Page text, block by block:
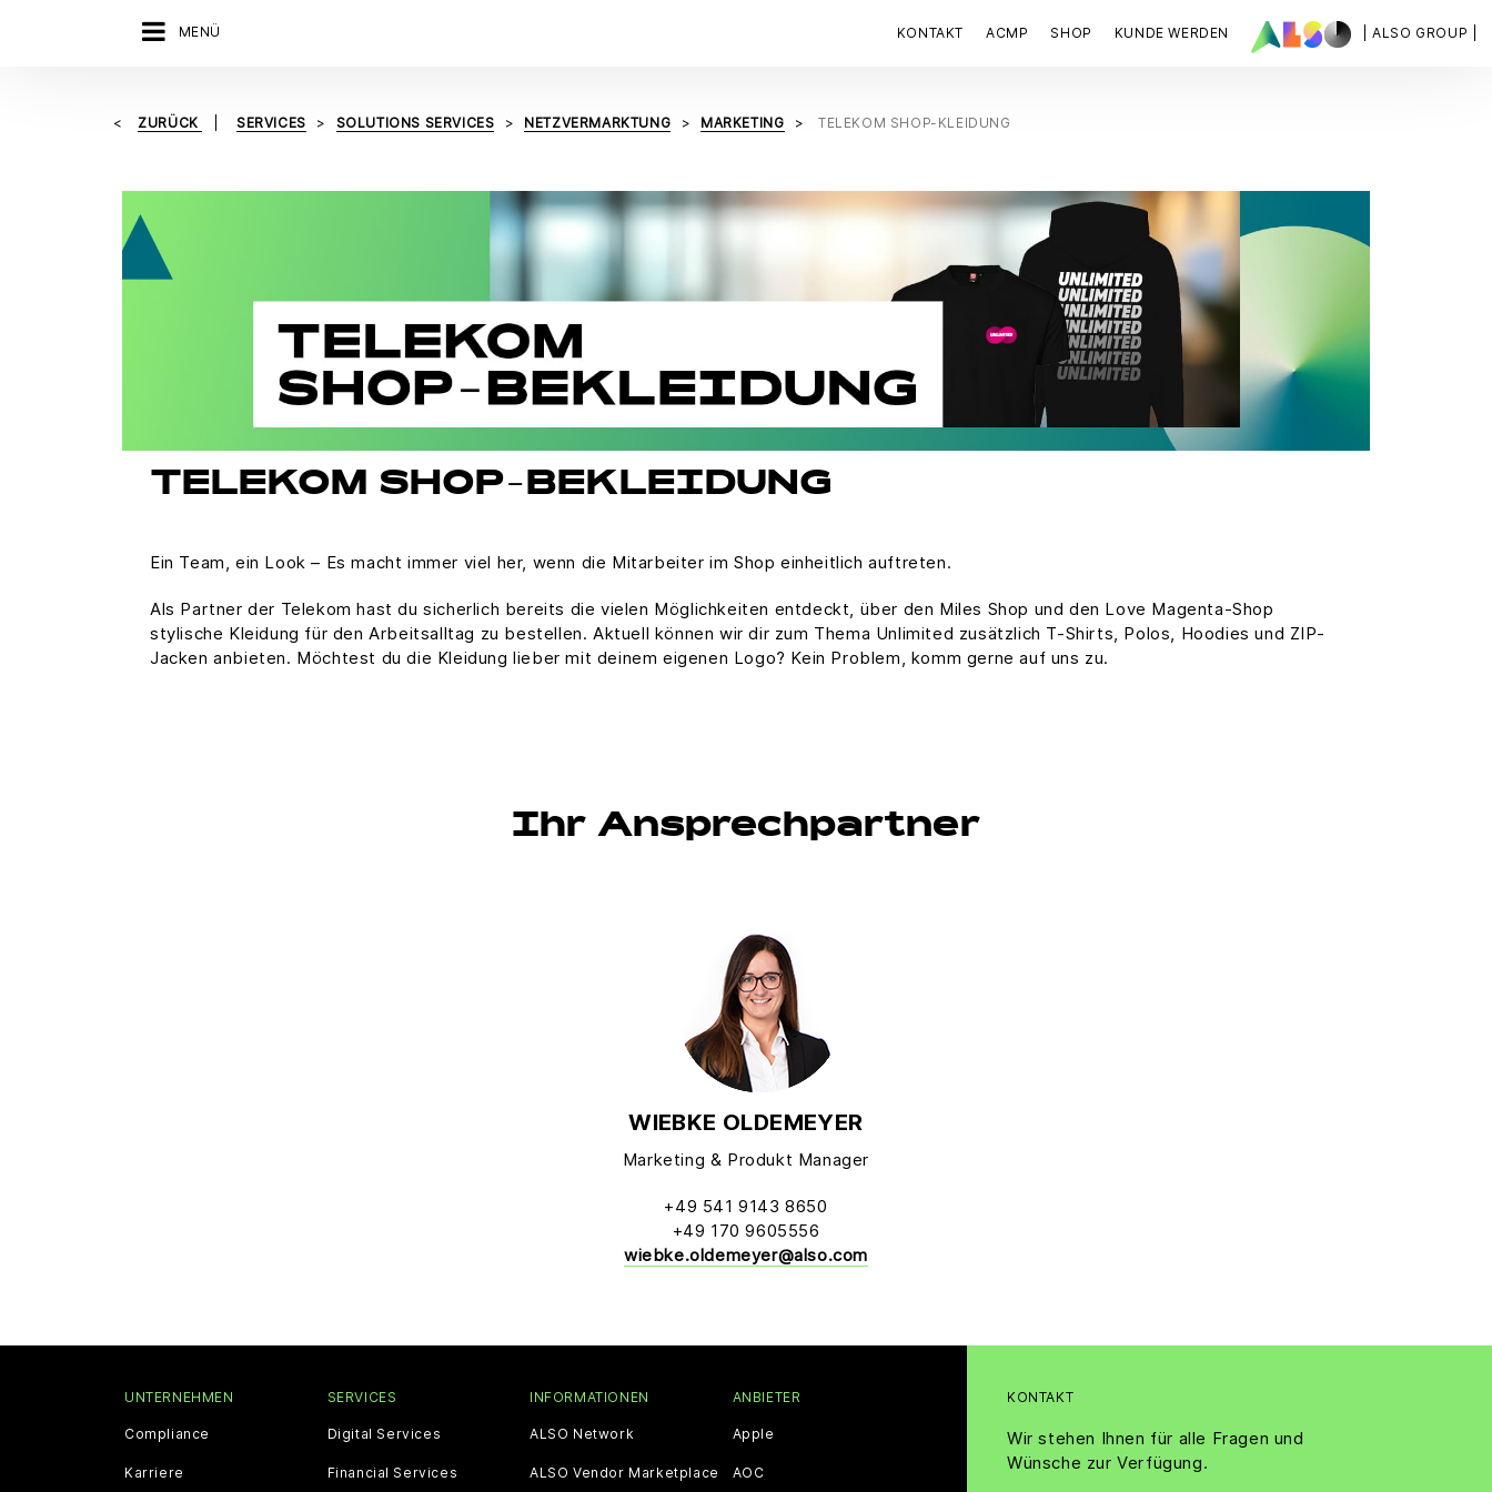
MENÜ | ALSO GROUP |
KONTAKT ACMP SHOP KUNDE WERDEN
ZURÜCK SERVICES SOLUTIONS SERVICES NETZVERMARKTUNG MARKETING TELEKOM SHOP-KLEIDUNG
TELEKOM SHOP-BEKLEIDUNG
Ein Team, ein Look – Es macht immer viel her, wenn die Mitarbeiter im Shop einheitlich auftreten.
Als Partner der Telekom hast du sicherlich bereits die vielen Möglichkeiten entdeckt, über den Miles Shop und den Love Magenta-Shop
stylische Kleidung für den Arbeitsalltag zu bestellen. Aktuell können wir dir zum Thema Unlimited zusätzlich T-Shirts, Polos, Hoodies und ZIP-
Jacken anbieten. Möchtest du die Kleidung lieber mit deinem eigenen Logo? Kein Problem, komm gerne auf uns zu.
Ihr Ansprechpartner
WIEBKE OLDEMEYER
Marketing & Produkt Manager
+49 541 9143 8650
+49 170 9605556
wiebke.oldemeyer@also.com
KONTAKT
Wir stehen Ihnen für alle Fragen und
Wünsche zur Verfügung.
UNTERNEHMEN
Compliance
Karriere
SERVICES
Digital Services
Financial Services
INFORMATIONEN
ALSO Network
ALSO Vendor Marketplace
ANBIETER
Apple
AOC